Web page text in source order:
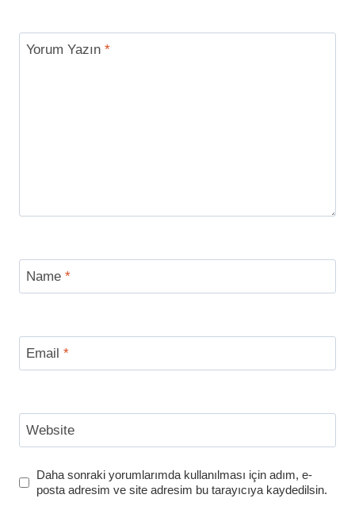
Yorum Yazın *
Name *
Email *
Website
Daha sonraki yorumlarımda kullanılması için adım, e-
posta adresim ve site adresim bu tarayıcıya kaydedilsin.